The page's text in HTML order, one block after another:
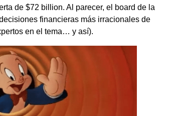
de $72 billion. Al parecer, el board de la
financieras más irracionales de
en el tema… y así).